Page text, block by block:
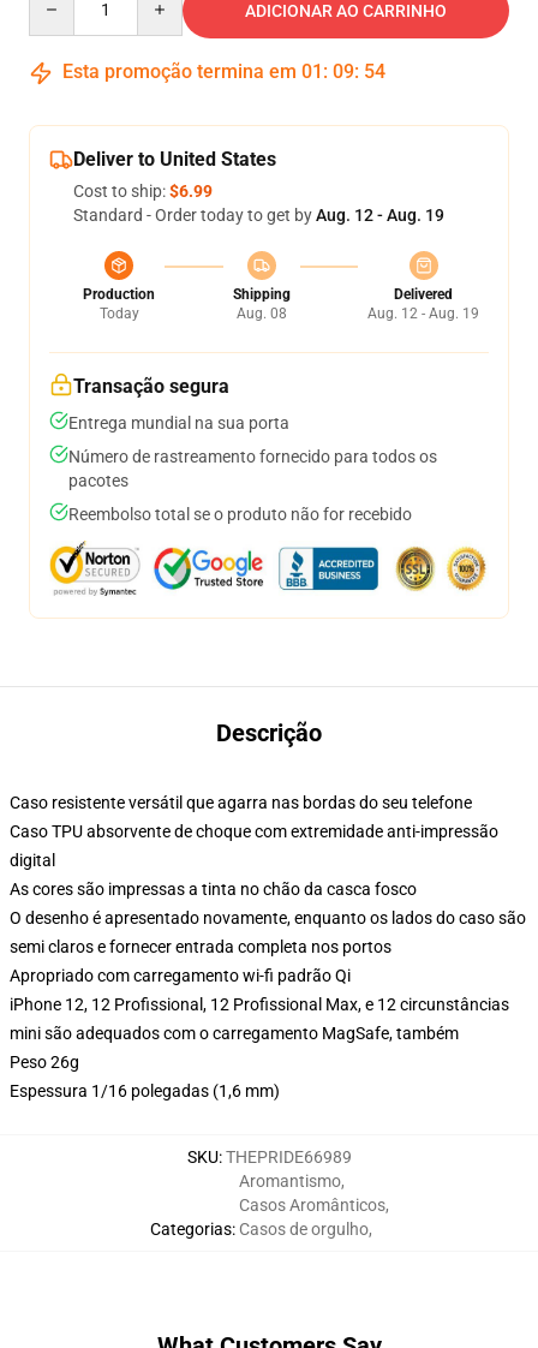
ADICIONAR AO CARRINHO
Esta promoção termina em 01 : 09: 53
Deliver to United States
Cost to ship:$6.99
Standard - Order today to get byAug. 12 - Aug. 19
Production
Today
Shipping
Aug. 08
Delivered
Aug. 12 - Aug. 19
Transação segura
Entrega mundial na sua porta
Número de rastreamento fornecido para todos os
pacotes
Reembolso total se o produto não for recebido
Descrição
Caso resistente versátil que agarra nas bordas do seu telefone
Caso TPU absorvente de choque com extremidade anti-impressão
digital
As cores são impressas a tinta no chão da casca fosco
O desenho é apresentado novamente, enquanto os lados do caso são
semi claros e fornecer entrada completa nos portos
Apropriado com carregamento wi-fi padrão Qi
iPhone 12, 12 Profissional, 12 Profissional Max, e 12 circunstâncias
mini são adequados com o carregamento MagSafe, também
Peso 26g
Espessura 1/16 polegadas (1,6 mm)
SKU:THEPRIDE66989
Categorias:
Aromantismo,
Casos Aromânticos,
Casos de orgulho,